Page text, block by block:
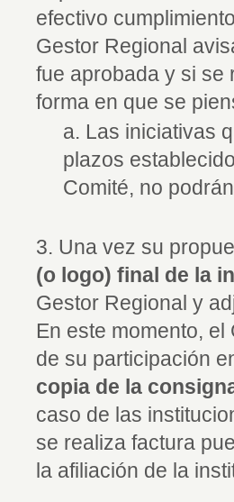
efectivo
Gestor Regional
fue aprobada y si se
forma en que se
a. Las iniciativas
plazos
Comité, no
3. Una vez su
(o logo) final de la
Gestor Regional y
En este momento,
de su participación
copia de la
caso de las
se realiza factura
la afiliación de la